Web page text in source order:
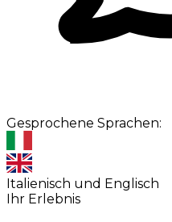
Gesprochene Sprachen:
Italienisch und Englisch
Ihr Erlebnis